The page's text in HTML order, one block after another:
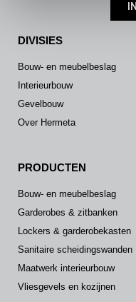
DIVISIES
Bouw- en meubelbeslag
Interieurbouw
Gevelbouw
Over Hermeta
PRODUCTEN
Bouw- en meubelbeslag
Garderobes & zitbanken
Lockers & garderobekasten
Sanitaire scheidingswanden
Maatwerk interieurbouw
Vliesgevels en kozijnen